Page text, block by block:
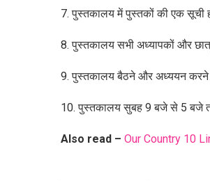
7. पुस्तकालय में पुस्तकों की एक सूची
8. पुस्तकालय सभी अध्यापकों और
9. पुस्तकालय बैठने और अध्ययन
10. पुस्तकालय सुबह 9 बजे से 5 बजे
Also read – Our Country 10